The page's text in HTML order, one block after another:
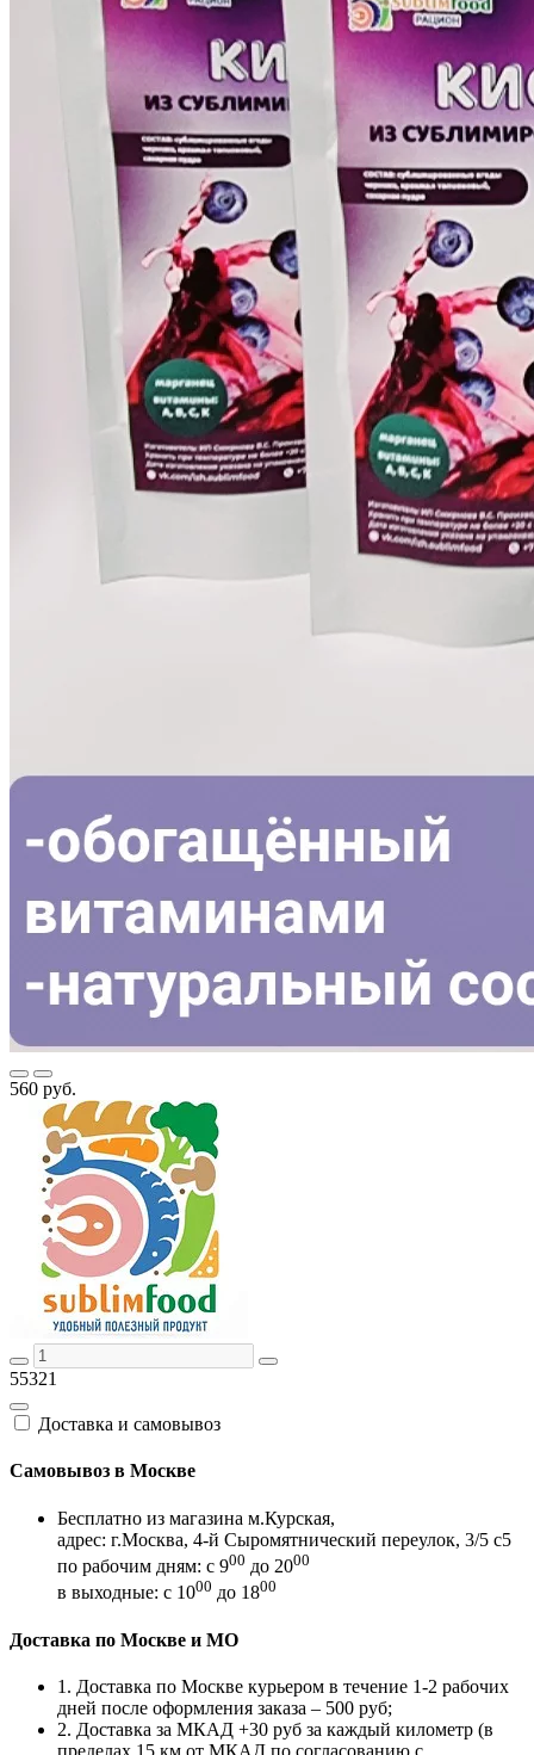
560 руб.
55321
Доставка и самовывоз
Самовывоз в Москве
Бесплатно из магазина м.Курская,
адрес: г.Москва, 4-й Сыромятнический переулок, 3/5 с5
по рабочим дням: с 900 до 2000
в выходные: с 1000 до 1800
Доставка по Москве и МО
1. Доставка по Москве курьером в течение 1-2 рабочих
дней после оформления заказа – 500 руб;
2. Доставка за МКАД +30 руб за каждый километр (в
пределах 15 км от МКАД по согласованию с